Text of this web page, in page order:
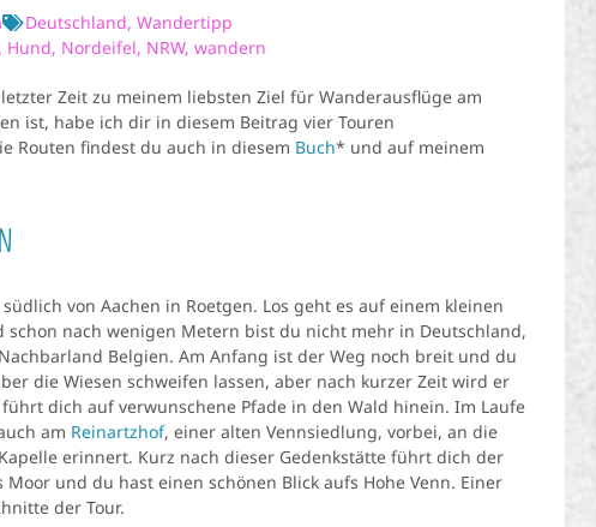
Deutschland, Wandertipp
, Hund, Nordeifel, NRW, wandern
Zeit zu meinem liebsten Ziel für Wanderausflüge am
ist, habe ich dir in diesem Beitrag vier Touren
Routen findest du auch in diesem Buch* und auf meinem
von Aachen in Roetgen. Los geht es auf einem kleinen
schon nach wenigen Metern bist du nicht mehr in Deutschland,
Belgien. Am Anfang ist der Weg noch breit und du
die Wiesen schweifen lassen, aber nach kurzer Zeit wird er
dich auf verwunschene Pfade in den Wald hinein. Im Laufe
am Reinartzhof, einer alten Vennsiedlung, vorbei, an die
erinnert. Kurz nach dieser Gedenkstätte führt dich der
Moor und du hast einen schönen Blick aufs Hohe Venn. Einer
der Tour.